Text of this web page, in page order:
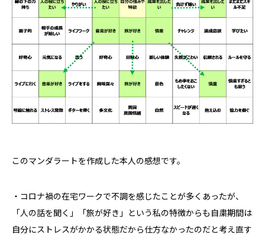
このマンダラートを作成した本人の感想です。
・コロナ禍の在宅ワークで不調を感じたことが多くあったが、
「人の話を聞く」「旅が好き」という私の特徴からも自粛期間は
自分にストレスがかかる状態だから仕方なかったのだと考え直す